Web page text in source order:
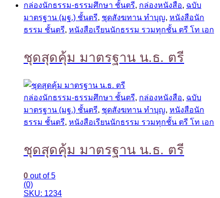
กล่องนักธรรม-ธรรมศึกษา ชั้นตรี, กล่องหนังสือ, ฉบับ
มาตรฐาน (มฐ.) ชั้นตรี, ชุดสังฆทาน ทำบุญ, หนังสือนัก
ธรรม ชั้นตรี, หนังสือเรียนนักธรรม รวมทุกชั้น ตรี โท เอก
ชุดสุดคุ้ม มาตรฐาน น.ธ. ตรี
กล่องนักธรรม-ธรรมศึกษา ชั้นตรี, กล่องหนังสือ, ฉบับ
มาตรฐาน (มฐ.) ชั้นตรี, ชุดสังฆทาน ทำบุญ, หนังสือนัก
ธรรม ชั้นตรี, หนังสือเรียนนักธรรม รวมทุกชั้น ตรี โท เอก
ชุดสุดคุ้ม มาตรฐาน น.ธ. ตรี
0 out of 5
(0)
SKU: 1234